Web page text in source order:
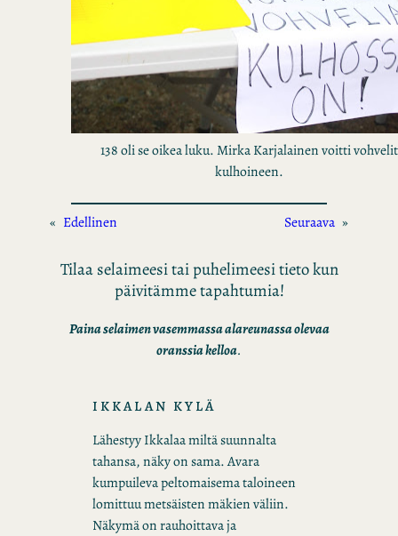
138 oli se oikea luku. Mirka Karjalainen voitti vohvelit
kulhoineen.
« Edellinen Seuraava »
Tilaa selaimeesi tai puhelimeesi tieto kun
päivitämme tapahtumia!
Paina selaimen vasemmassa alareunassa olevaa
oranssia kelloa.
IKKALAN KYLÄ
Lähestyy Ikkalaa miltä suunnalta
tahansa, näky on sama. Avara
kumpuileva peltomaisema taloineen
lomittuu metsäisten mäkien väliin.
Näkymä on rauhoittava ja